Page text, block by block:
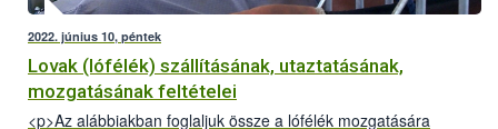
2022. június 10, péntek
Lovak (lófélék) szállításának, utaztatásának,
mozgatásának feltételei
<p>Az alábbiakban foglaljuk össze a lófélék mozgatására